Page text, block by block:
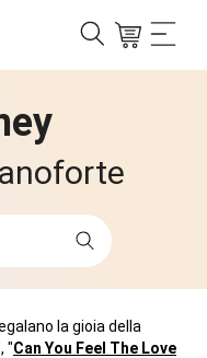
la gioia della
"Can You Feel The Love